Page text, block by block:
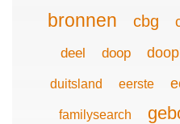
bronnen cbg
deel doop
duitsland eerste
familysearch